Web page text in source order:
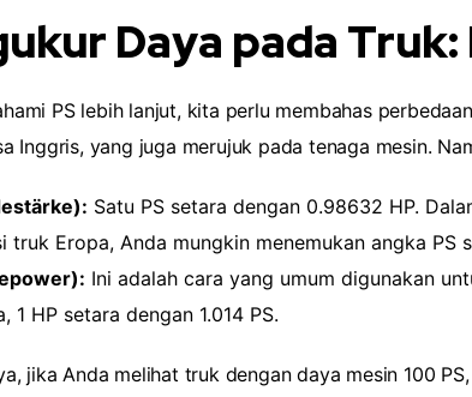
Daya pada Truk:
PS lebih lanjut, kita perlu membahas
Inggris, yang juga merujuk pada tenaga mesin.
Satu PS setara dengan 0.98632 HP.
truk Eropa, Anda mungkin menemukan angka PS
Ini adalah cara yang umum digunakan
1 HP setara dengan 1.014 PS.
jika Anda melihat truk dengan daya mesin 100